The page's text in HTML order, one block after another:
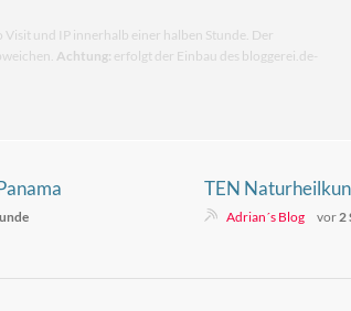
Visit und IP innerhalb einer halben Stunde. Der
Achtung: erfolgt der Einbau des bloggerei.de-
TEN
für den Alltag
Adrian´s Blog vor2